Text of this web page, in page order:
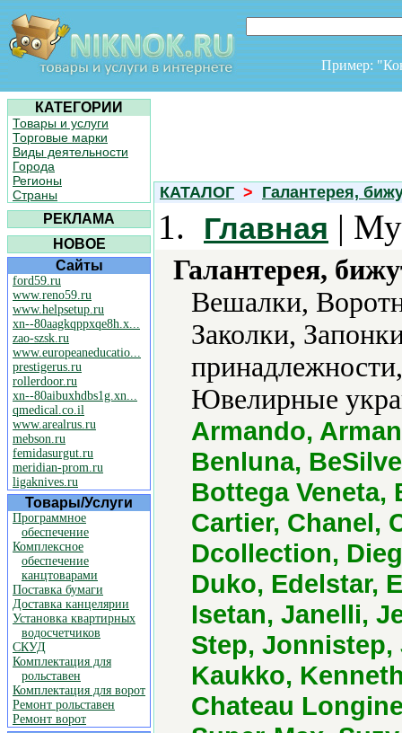
Пример:
КАТЕГОРИИ
Товары и услуги
Торговые марки
Виды деятельности
Города
Регионы
Страны
РЕКЛАМА
НОВОЕ
Сайты
ford59.ru
www.reno59.ru
www.helpsetup.ru
xn--80aagkqppxqe8h.x...
zao-szsk.ru
www.europeaneducatio...
prestigerus.ru
rollerdoor.ru
xn--80aibuxhdbs1g.xn...
qmedical.co.il
www.arealrus.ru
mebson.ru
femidasurgut.ru
meridian-prom.ru
ligaknives.ru
Товары/Услуги
Программное
обеспечение
Комплексное
обеспечение
канцтоварами
Поставка бумаги
Доставка канцелярии
Установка квартирных
водосчетчиков
СКУД
Комплектация для
рольставен
Комплектация для ворот
Ремонт рольставен
Ремонт ворот
КАТАЛОГ > Галантерея,
1. Главная |
Галантерея,
Вешалки,
Заколки,
Ювелирные
Armando,
Benluna,
Bottega Veneta,
Cartier, Chanel,
Dcollection,
Duko, Edelstar,
Isetan, Janelli,
Step,
Kaukko,
Chateau